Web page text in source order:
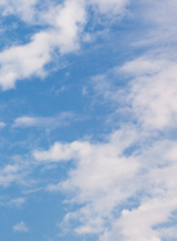
AI-trainingsgegevens